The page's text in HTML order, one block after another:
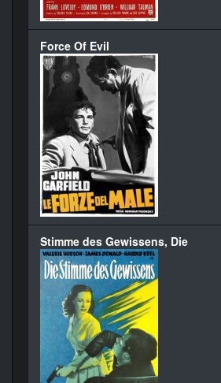
Force Of Evil
Stimme des Gewissens, Die